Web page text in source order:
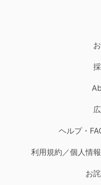
ヘルプ・
利用規約／個人情
お